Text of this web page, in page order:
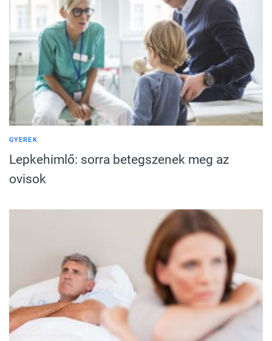
GYEREK
Lepkehimlő: sorra betegszenek meg az
ovisok